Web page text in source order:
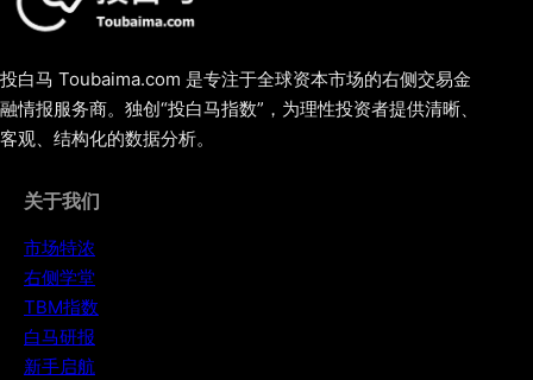
投白马 Toubaima.com 是专注于全球资本市场的右侧交易金
融情报服务商。独创“投白马指数”，为理性投资者提供清晰、
客观、结构化的数据分析。
关于我们
市场特浓
右侧学堂
TBM指数
白马研报
新手启航